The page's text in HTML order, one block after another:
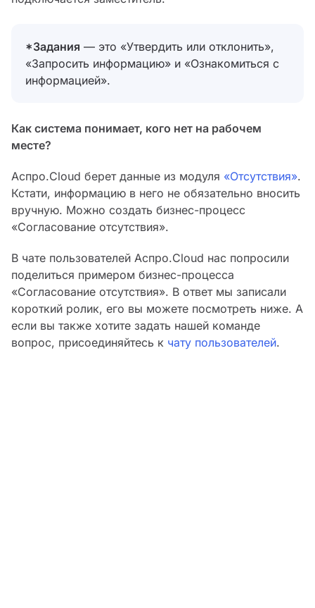
*Задания — это «Утвердить или отклонить»,
«Запросить информацию» и «Ознакомиться с
информацией».
Как система понимает, кого нет на рабочем
месте?
Аспро.Cloud берет данные из модуля «Отсутствия».
Кстати, информацию в него не обязательно вносить
вручную. Можно создать бизнес-процесс
«Согласование отсутствия».
В чате пользователей Аспро.Cloud нас попросили
поделиться примером бизнес-процесса
«Согласование отсутствия». В ответ мы записали
короткий ролик, его вы можете посмотреть ниже. А
если вы также хотите задать нашей команде
вопрос, присоединяйтесь к чату пользователей.